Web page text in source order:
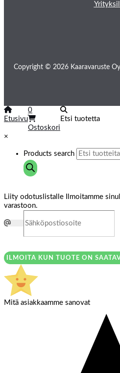
Copyright © 2026 Kaaravaruste Oy
Etusivu
0
Ostoskori
Etsi tuotetta
×
Products search
Liity odotuslistalle
Ilmoitamme
varastoon.
ILMOITA KUN TUOTE ON
Mitä asiakkaamme sanovat